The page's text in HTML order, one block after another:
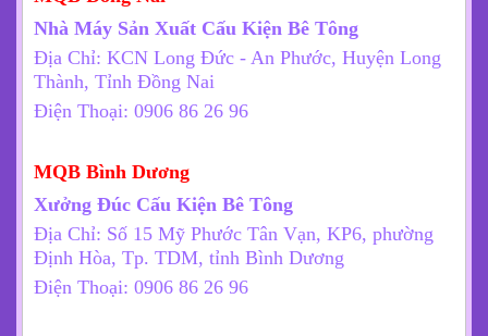
Nhà Máy Sản Xuất Cấu Kiện Bê Tông
Địa Chỉ: KCN Long Đức - An Phước, Huyện Long
Thành, Tỉnh Đồng Nai
Điện Thoại: 0906 86 26 96
MQB Bình Dương
Xưởng Đúc Cấu Kiện Bê Tông
Địa Chỉ: Số 15 Mỹ Phước Tân Vạn, KP6, phường
Định Hòa, Tp. TDM, tỉnh Bình Dương
Điện Thoại: 0906 86 26 96